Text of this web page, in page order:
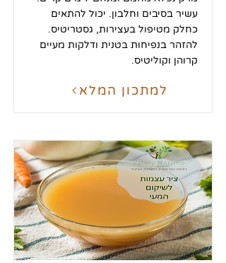
עשיר בסיבים וחלבון. יכול להתאים
כחלק מטיפול בעצירות, גסטריטיס.
להזהר בנפיחות בטנית ודלקות מעיים
קרוהן וקוליטיס.
למתכון המלא